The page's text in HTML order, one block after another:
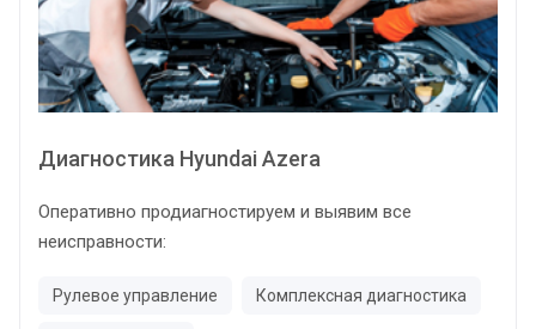
Диагностика Hyundai Azera
Оперативно продиагностируем и выявим все
неисправности:
Рулевое управление Комплексная диагностика